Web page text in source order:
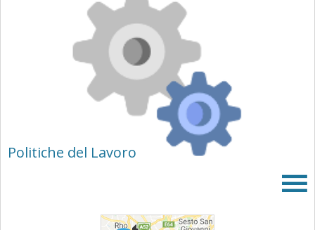
contenuto
al
Politiche del Lavoro